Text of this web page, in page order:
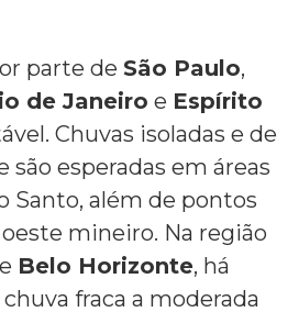
parte de São Paulo,
de Janeiro e Espírito
Chuvas isoladas e de
são esperadas em áreas
Santo, além de pontos
mineiro. Na região
Belo Horizonte, há
fraca a moderada